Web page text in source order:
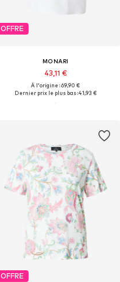
OFFRE
MONARI
43,11 €
À l'origine : 69,90 €
Dernier prix le plus bas :41,93 €
OFFRE